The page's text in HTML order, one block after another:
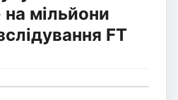
на мільйони
FT